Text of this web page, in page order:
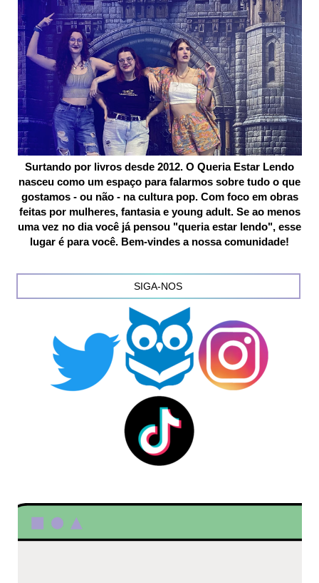
Surtando por livros desde 2012. O Queria Estar Lendo
nasceu como um espaço para falarmos sobre tudo o que
gostamos - ou não - na cultura pop. Com foco em obras
feitas por mulheres, fantasia e young adult. Se ao menos
uma vez no dia você já pensou "queria estar lendo", esse
lugar é para você. Bem-vindes a nossa comunidade!
SIGA-NOS